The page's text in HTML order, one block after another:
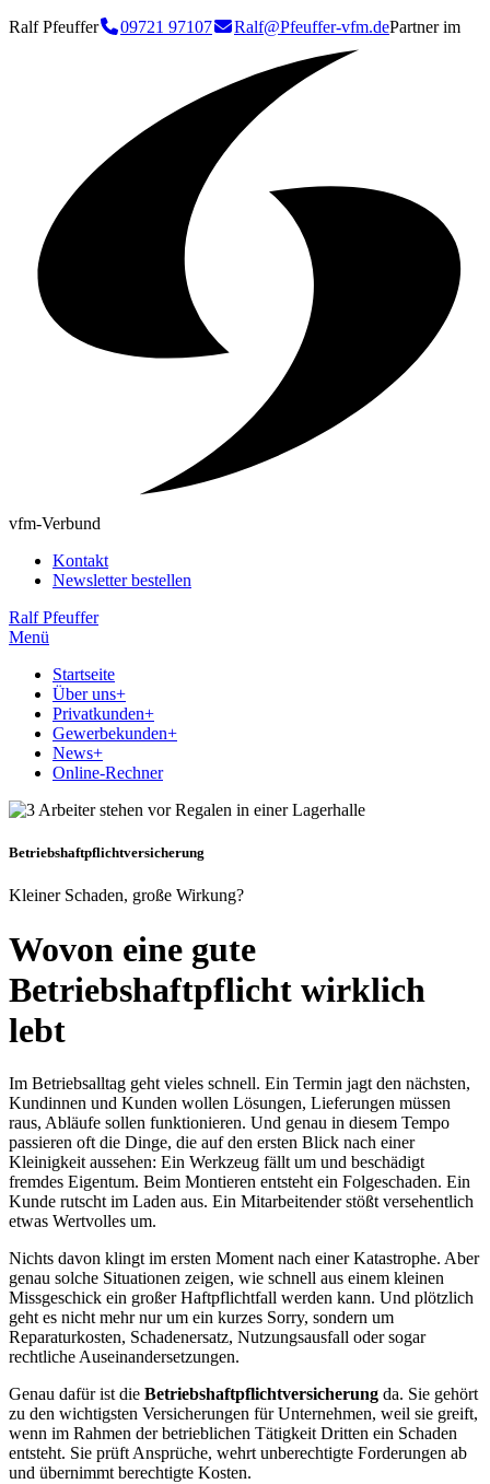
Ralf Pfeuffer 09721 97107 Ralf@Pfeuffer-vfm.dePartner im
vfm-Verbund
Kontakt
Newsletter bestellen
Ralf Pfeuffer
Menü
Startseite
Über uns+
Privatkunden+
Gewerbekunden+
News+
Online-Rechner
Betriebshaftpflichtversicherung
Kleiner Schaden, große Wirkung?
Wovon eine gute
Betriebshaftpflicht wirklich
lebt
Im Betriebsalltag geht vieles schnell. Ein Termin jagt den nächsten,
Kundinnen und Kunden wollen Lösungen, Lieferungen müssen
raus, Abläufe sollen funktionieren. Und genau in diesem Tempo
passieren oft die Dinge, die auf den ersten Blick nach einer
Kleinigkeit aussehen: Ein Werkzeug fällt um und beschädigt
fremdes Eigentum. Beim Montieren entsteht ein Folgeschaden. Ein
Kunde rutscht im Laden aus. Ein Mitarbeitender stößt versehentlich
etwas Wertvolles um.
Nichts davon klingt im ersten Moment nach einer Katastrophe. Aber
genau solche Situationen zeigen, wie schnell aus einem kleinen
Missgeschick ein großer Haftpflichtfall werden kann. Und plötzlich
geht es nicht mehr nur um ein kurzes Sorry, sondern um
Reparaturkosten, Schadenersatz, Nutzungsausfall oder sogar
rechtliche Auseinandersetzungen.
Genau dafür ist die Betriebshaftpflichtversicherung da. Sie gehört
zu den wichtigsten Versicherungen für Unternehmen, weil sie greift,
wenn im Rahmen der betrieblichen Tätigkeit Dritten ein Schaden
entsteht. Sie prüft Ansprüche, wehrt unberechtigte Forderungen ab
und übernimmt berechtigte Kosten.